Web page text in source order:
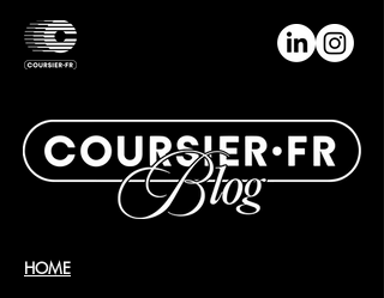
HOME